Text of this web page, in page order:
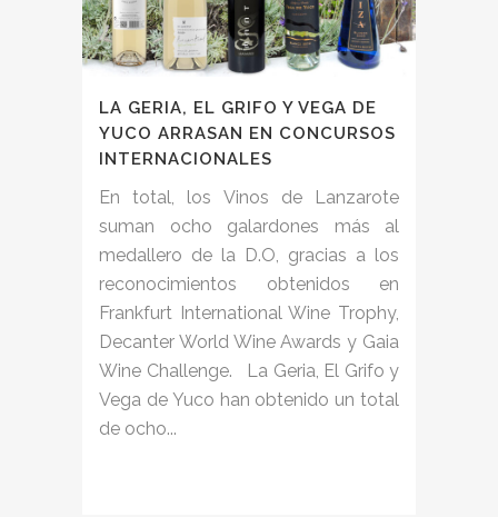
LA GERIA, EL GRIFO Y VEGA DE
YUCO ARRASAN EN CONCURSOS
INTERNACIONALES
En total, los Vinos de Lanzarote
suman ocho galardones más al
medallero de la D.O, gracias a los
reconocimientos obtenidos en
Frankfurt International Wine Trophy,
Decanter World Wine Awards y Gaia
Wine Challenge. La Geria, El Grifo y
Vega de Yuco han obtenido un total
de ocho...